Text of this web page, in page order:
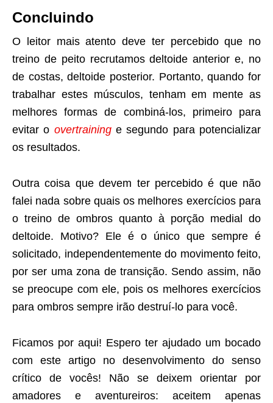
Concluindo
O leitor mais atento deve ter percebido que no
treino de peito recrutamos deltoide anterior e, no
de costas, deltoide posterior. Portanto, quando for
trabalhar estes músculos, tenham em mente as
melhores formas de combiná-los, primeiro para
evitar o overtraininge segundo para potencializar
os resultados.
Outra coisa que devem ter percebido é que não
falei nada sobre quais os melhores exercícios para
o treino de ombros quanto à porção medial do
deltoide. Motivo? Ele é o único que sempre é
solicitado, independentemente do movimento feito,
por ser uma zona de transição. Sendo assim, não
se preocupe com ele, pois os melhores exercícios
para ombros sempre irão destruí-lo para você.
Ficamos por aqui! Espero ter ajudado um bocado
com este artigo no desenvolvimento do senso
crítico de vocês! Não se deixem orientar por
amadores e aventureiros: aceitem apenas